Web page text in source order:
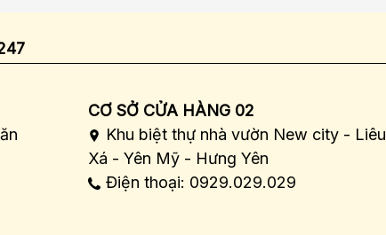
CƠ SỞ CỬA HÀNG 02
Khu biệt thự nhà vườn New city - Liêu
Xá - Yên Mỹ - Hưng Yên
Điện thoại: 0929.029.029